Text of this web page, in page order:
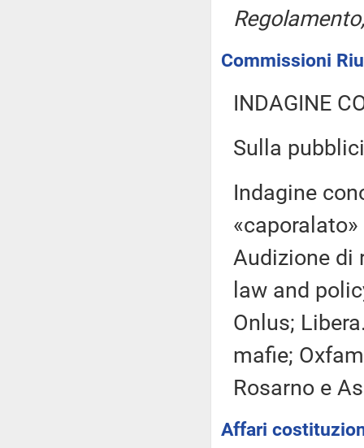
Commissioni
INDAGINE
Sulla
Indagine
Audizione di
law and
Onlus;
mafie;
Rosarno e
Affari